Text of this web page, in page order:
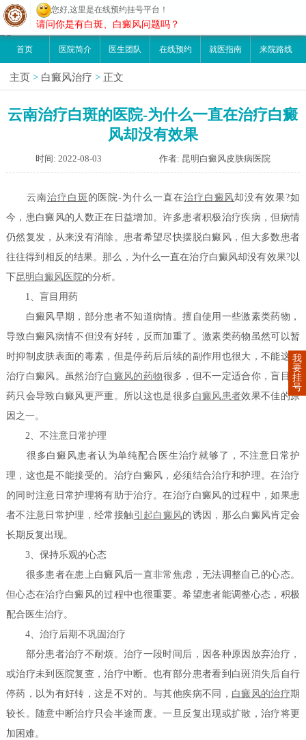
昆明白癜风医院
首页 医院简介 医生团队 在线预约 就医指南 来院路线
主页 > 白癜风治疗 > 正文
云南治疗白斑的医院-为什么一直在治疗白癜
风却没有效果
时间: 2022-08-03 作者: 昆明白癜风皮肤病医院
云南治疗白斑 的医院-为什么一直在治疗白癜风却没有效果?如
今，患白癜风的人数正在日益增加。许多患者积极治疗疾病，但病情
仍然复发，从来没有消除。患者希望尽快摆脱白癜风，但大多数患者
往往得到相反的结果。那么，为什么一直在治疗白癜风却没有效果?以
下昆明白癜风医院的分析。
1、盲目用药
白癜风早期，部分患者不知道病情。擅自使用一些激素类药物，
导致白癜风病情不但没有好转，反而加重了。激素类药物虽然可以暂
时抑制皮肤表面的毒素，但是停药后后续的副作用也很大，不能这样
治疗白癜风。虽然治疗白癜风的药物很多，但不一定适合你，盲目用
药只会导致白癜风更严重。所以这也是很多 白癜风患者效果不佳的原
因之一。
2、不注意日常护理
很多白癜风患者认为单纯配合医生治疗就够了，不注意日常护
理，这也是不能接受的。治疗白癜风，必须结合治疗和护理。在治疗
的同时注意日常护理将有助于治疗。在治疗白癜风的过程中，如果患
者不注意日常护理，经常接触引起白癜风的诱因，那么白癜风肯定会
长期反复出现。
3、保持乐观的心态
很多患者在患上白癜风后一直非常焦虑，无法调整自己的心态。
但心态在治疗白癜风的过程中也很重要。希望患者能调整心态，积极
配合医生治疗。
4、治疗后期不巩固治疗
部分患者治疗不耐烦。治疗一段时间后，因各种原因放弃治疗，
或治疗未到医院复查，治疗中断。也有部分患者看到白斑消失后自行
停药，以为有好转，这是不对的。与其他疾病不同， 白癜风的治疗期
较长。随意中断治疗只会半途而废。一旦反复出现或扩散，治疗将更
加困难。
我
要
挂
号
您好,这里是在线预约挂号平台！
请问你是有白斑、白癜风问题吗？